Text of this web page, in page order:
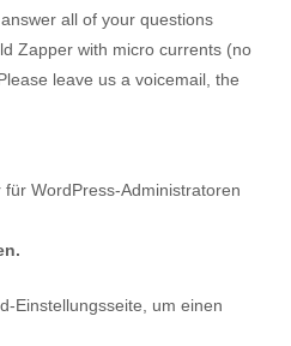
all of your questions
Zapper with micro currents (no
leave us a voicemail, the
WordPress-Administratoren
Einstellungsseite, um einen